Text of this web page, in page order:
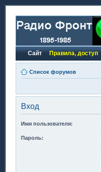
Сайт Правила, доступ
Список форумов
Вход
Имя пользователя:
Пароль: